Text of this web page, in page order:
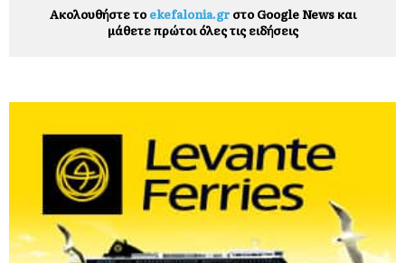
Ακολουθήστε το ekefalonia.grστο Google News και
μάθετε πρώτοι όλες τις ειδήσεις